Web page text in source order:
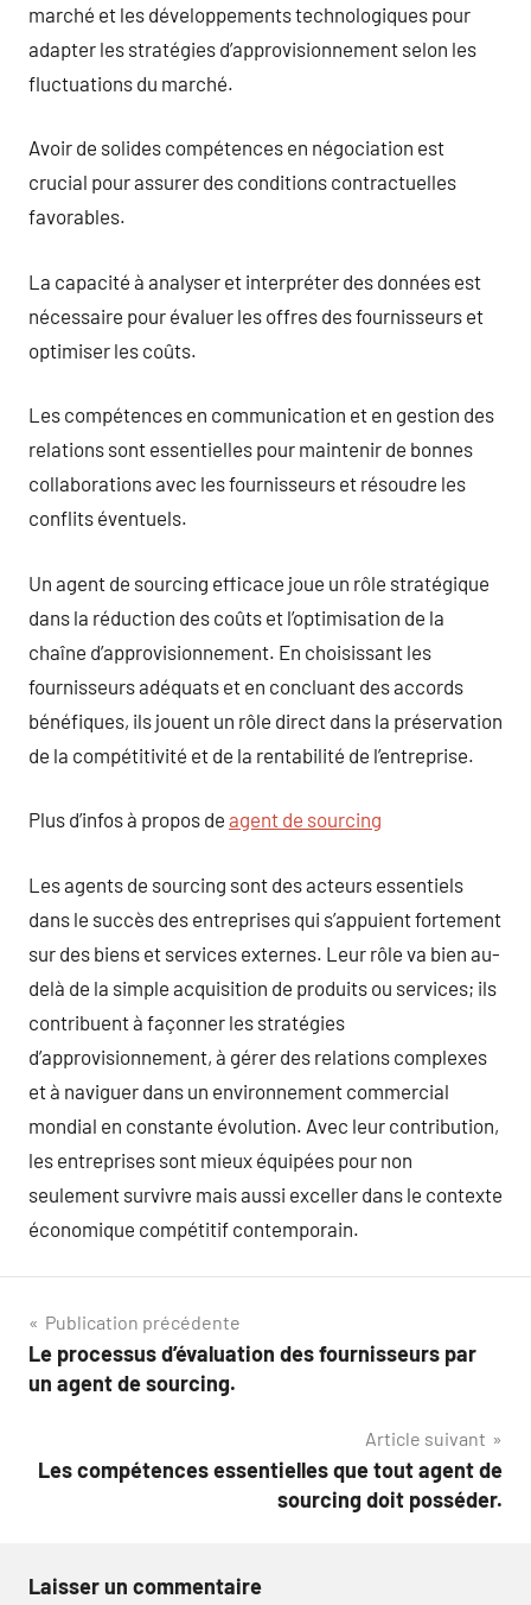
marché et les développements technologiques pour
adapter les stratégies d’approvisionnement selon les
fluctuations du marché.
Avoir de solides compétences en négociation est
crucial pour assurer des conditions contractuelles
favorables.
La capacité à analyser et interpréter des données est
nécessaire pour évaluer les offres des fournisseurs et
optimiser les coûts.
Les compétences en communication et en gestion des
relations sont essentielles pour maintenir de bonnes
collaborations avec les fournisseurs et résoudre les
conflits éventuels.
Un agent de sourcing efficace joue un rôle stratégique
dans la réduction des coûts et l’optimisation de la
chaîne d’approvisionnement. En choisissant les
fournisseurs adéquats et en concluant des accords
bénéfiques, ils jouent un rôle direct dans la préservation
de la compétitivité et de la rentabilité de l’entreprise.
Plus d’infos à propos de agent de sourcing
Les agents de sourcing sont des acteurs essentiels
dans le succès des entreprises qui s’appuient fortement
sur des biens et services externes. Leur rôle va bien au-
delà de la simple acquisition de produits ou services; ils
contribuent à façonner les stratégies
d’approvisionnement, à gérer des relations complexes
et à naviguer dans un environnement commercial
mondial en constante évolution. Avec leur contribution,
les entreprises sont mieux équipées pour non
seulement survivre mais aussi exceller dans le contexte
économique compétitif contemporain.
Navigation
de
Publication précédente
Le processus d’évaluation des fournisseurs par
un agent de sourcing.
Article suivant
Les compétences essentielles que tout agent de
sourcing doit posséder.
Laisser un commentaire